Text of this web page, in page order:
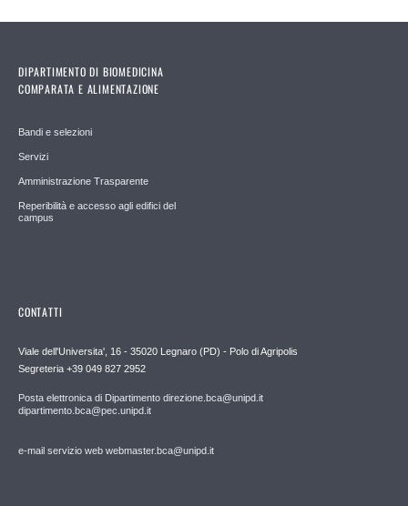
DIPARTIMENTO DI BIOMEDICINA
COMPARATA E ALIMENTAZIONE
Bandi e selezioni
Servizi
Amministrazione Trasparente
Reperibilità e accesso agli edifici del
campus
CONTATTI
Viale dell'Universita', 16 - 35020 Legnaro (PD) - Polo di Agripolis
Segreteria +39 049 827 2952
Posta elettronica di Dipartimento direzione.bca@unipd.it
dipartimento.bca@pec.unipd.it
e-mail servizio web webmaster.bca@unipd.it